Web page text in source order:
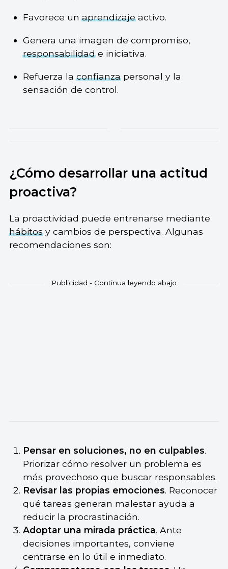
Favorece unaprendizajeactivo.
Genera una imagen de compromiso,
responsabilidade iniciativa.
Refuerza laconfianzapersonal y la
sensación de control.
¿Cómo desarrollar una actitud
proactiva?
La proactividad puede entrenarse mediante
hábitosy cambios de perspectiva. Algunas
recomendaciones son:
Pensar en soluciones, no en culpables.
Priorizar cómo resolver un problema es
más provechoso que buscar responsables.
Revisar las propias emociones. Reconocer
qué tareas generan malestar ayuda a
reducir la procrastinación.
Adoptar una mirada práctica. Ante
decisiones importantes, conviene
centrarse en lo útil e inmediato.